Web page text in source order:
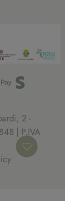
2 -
| P.IVA